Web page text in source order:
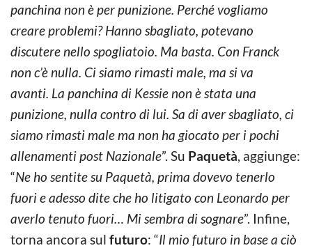
panchina non è per punizione. Perché vogliamo
creare problemi? Hanno sbagliato, potevano
discutere nello spogliatoio. Ma basta. Con Franck
non c’è nulla. Ci siamo rimasti male, ma si va
avanti. La panchina di Kessie non è stata una
punizione, nulla contro di lui. Sa di aver sbagliato, ci
siamo rimasti male ma non ha giocato per i pochi
allenamenti post Nazionale”. Su Paquetà, aggiunge:
“Ne ho sentite su Paquetà, prima dovevo tenerlo
fuori e adesso dite che ho litigato con Leonardo per
averlo tenuto fuori… Mi sembra di sognare”. Infine,
torna ancora sul futuro: “Il mio futuro in base a ciò